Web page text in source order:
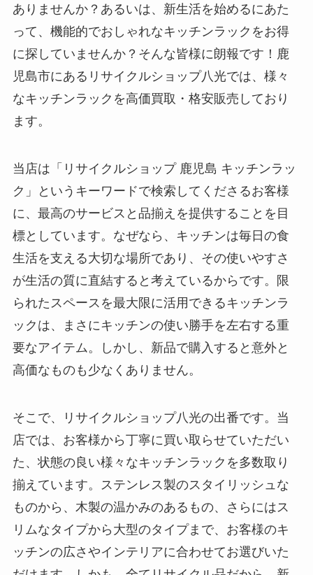
ありませんか？あるいは、新生活を始めるにあた
って、機能的でおしゃれなキッチンラックをお得
に探していませんか？そんな皆様に朗報です！鹿
児島市にあるリサイクルショップ八光では、様々
なキッチンラックを高価買取・格安販売しており
ます。
当店は「リサイクルショップ 鹿児島 キッチンラッ
ク」というキーワードで検索してくださるお客様
に、最高のサービスと品揃えを提供することを目
標としています。なぜなら、キッチンは毎日の食
生活を支える大切な場所であり、その使いやすさ
が生活の質に直結すると考えているからです。限
られたスペースを最大限に活用できるキッチンラ
ックは、まさにキッチンの使い勝手を左右する重
要なアイテム。しかし、新品で購入すると意外と
高価なものも少なくありません。
そこで、リサイクルショップ八光の出番です。当
店では、お客様から丁寧に買い取らせていただい
た、状態の良い様々なキッチンラックを多数取り
揃えています。ステンレス製のスタイリッシュな
ものから、木製の温かみのあるもの、さらにはス
リムなタイプから大型のタイプまで、お客様のキ
ッチンの広さやインテリアに合わせてお選びいた